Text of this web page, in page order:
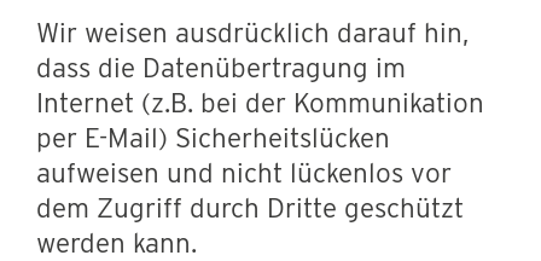
Wir weisen ausdrücklich darauf hin,
dass die Datenübertragung im
Internet (z.B. bei der Kommunikation
per E-Mail) Sicherheitslücken
aufweisen und nicht lückenlos vor
dem Zugriff durch Dritte geschützt
werden kann.